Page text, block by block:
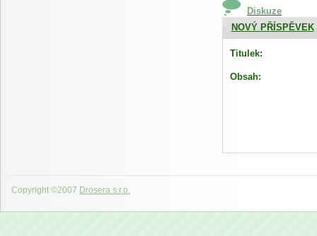
Diskuze
NOVÝ PŘÍSPĚVEK
Titulek:
Obsah:
Copyright ©2007 Drosera s.r.o.